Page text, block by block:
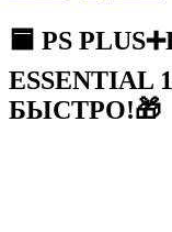
🟦 PS
ESSENTIAL
БЫСТРО!🎁